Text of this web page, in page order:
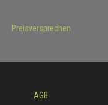
Preisversprechen
AGB